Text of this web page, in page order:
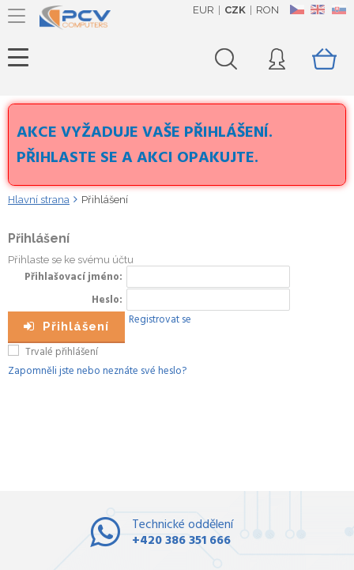
CZ EN SK
EUR CZK RON
AKCE VYŽADUJE VAŠE PŘIHLÁŠENÍ.
PŘIHLASTE SE A AKCI OPAKUJTE.
Hlavní strana Přihlášení
Přihlášení
Přihlaste se ke svému účtu
Přihlašovací jméno
Heslo
Přihlášení
Registrovat se
Trvalé přihlášení
Zapomněli jste nebo neznáte své heslo?
Technické oddělení
+420 386 351 666